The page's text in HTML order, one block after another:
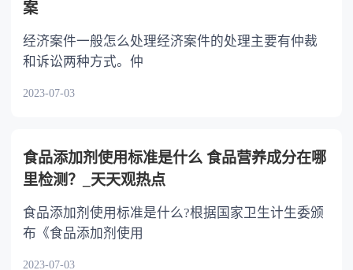
案
经济案件一般怎么处理经济案件的处理主要有仲裁
和诉讼两种方式。仲
2023-07-03
食品添加剂使用标准是什么 食品营养成分在哪
里检测？_天天观热点
食品添加剂使用标准是什么?根据国家卫生计生委颁
布《食品添加剂使用
2023-07-03